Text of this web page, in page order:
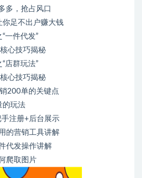
多，抢占风口
足不出户赚大钱
一件代发”
心技巧揭秘
店群玩法”
心技巧揭秘
200单的关键点
的玩法
注册+后台展示
的营销工具讲解
代发操作讲解
爬取图片